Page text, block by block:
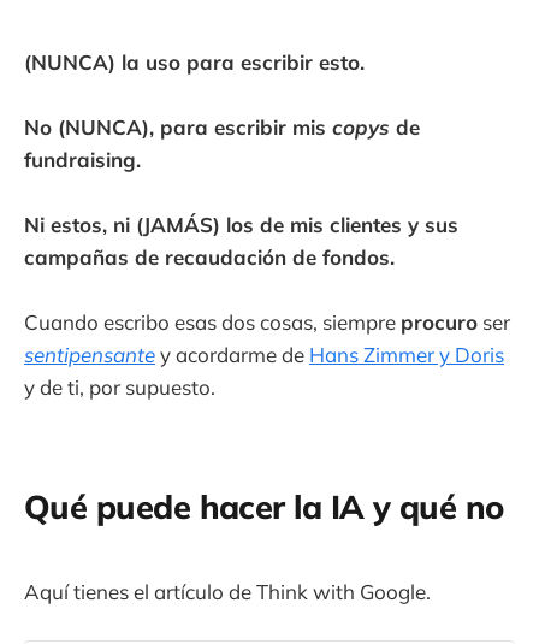
(NUNCA) la uso para escribir esto.
No (NUNCA), para escribir mis copys de
fundraising.
Ni estos, ni (JAMÁS) los de mis clientes y sus
campañas de recaudación de fondos.
Cuando escribo esas dos cosas, siempre procuro ser
sentipensantey acordarme de Hans Zimmer y Doris
y de ti, por supuesto.
Qué puede hacer la IA y qué no
Aquí tienes el artículo de Think with Google.